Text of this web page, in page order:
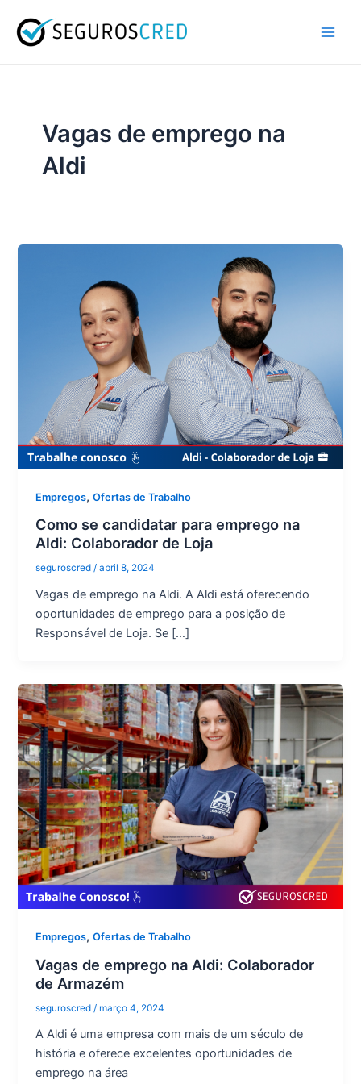
para
Vagas de emprego na
Aldi
Empregos,Ofertas de Trabalho
Como se candidatar para emprego na
Aldi: Colaborador de Loja
seguroscred/abril 8, 2024
Vagas de emprego na Aldi. A Aldi está oferecendo
oportunidades de emprego para a posição de
Responsável de Loja. Se […]
Empregos,Ofertas de Trabalho
Vagas de emprego na Aldi: Colaborador
de Armazém
seguroscred / março 4, 2024
A Aldi é uma empresa com mais de um século de
história e oferece excelentes oportunidades de
emprego na área